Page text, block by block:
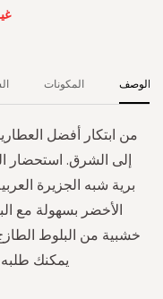
الوصف
من ابتكار أفضل
إلى الشرق. استحضار
برية شبه الجزيرة
الأخضر بسهولة مع
خشبية من البلوط
يمكنك
المكونات